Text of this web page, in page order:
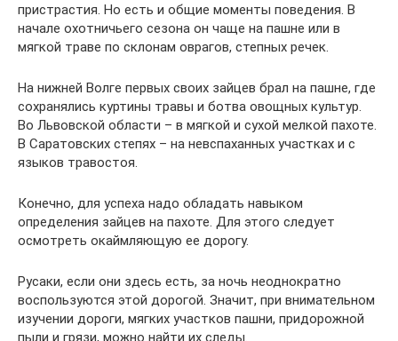
пристрастия. Но есть и общие моменты поведения. В
начале охотничьего сезона он чаще на пашне или в
мягкой траве по склонам оврагов, степных речек.
На нижней Волге первых своих зайцев брал на пашне, где
сохранялись куртины травы и ботва овощных культур.
Во Львовской области – в мягкой и сухой мелкой пахоте.
В Саратовских степях – на невспаханных участках и с
языков травостоя.
Конечно, для успеха надо обладать навыком
определения зайцев на пахоте. Для этого следует
осмотреть окаймляющую ее дорогу.
Русаки, если они здесь есть, за ночь неоднократно
воспользуются этой дорогой. Значит, при внимательном
изучении дороги, мягких участков пашни, придорожной
пыли и грязи, можно найти их следы.